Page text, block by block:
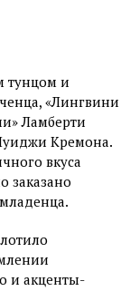
тунцом и
«Лингвини
Ламберти
Кремона.
вкуса
заказано
и акценты-